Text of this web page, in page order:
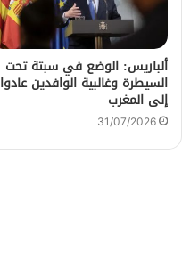
ألباريس: الوضع في سبتة تحت
السيطرة وغالبية الوافدين عادوا
إلى المغرب
31/07/2026